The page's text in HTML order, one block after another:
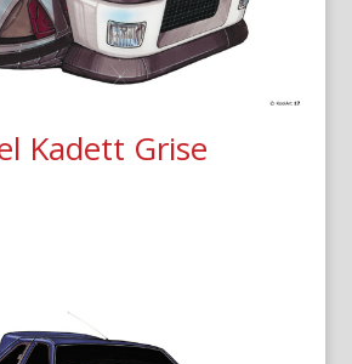
Kadett Grise